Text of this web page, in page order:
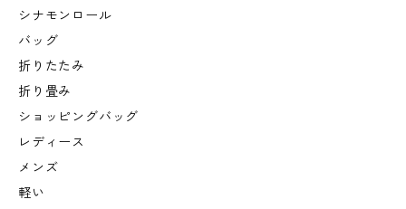
シナモンロール
バッグ
折りたたみ
折り畳み
ショッピングバッグ
レディース
メンズ
軽い